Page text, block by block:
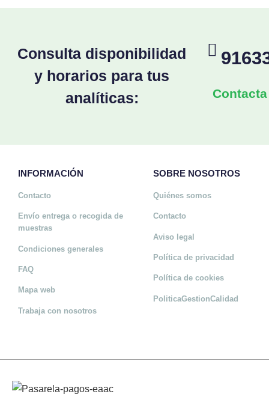
Consulta disponibilidad
y horarios para tus
analíticas:
INFORMACIÓN
Contacto
Envío entrega o recogida de
muestras
Condiciones generales
FAQ
Mapa web
Trabaja con nosotros
SOBRE NOSOTROS
Quiénes somos
Contacto
Aviso legal
Política de privacidad
Política de cookies
PoliticaGestionCalidad